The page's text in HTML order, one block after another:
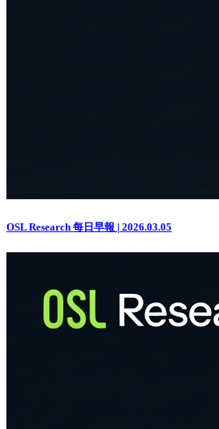
OSL Research 每日早報 | 2026.03.05